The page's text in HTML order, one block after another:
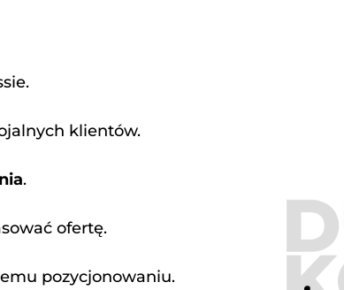
klientów.
.
ofertę.
pozycjonowaniu.